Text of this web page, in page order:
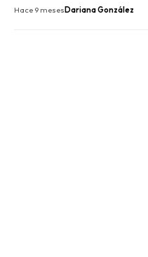
Hace 9 meses Dariana González